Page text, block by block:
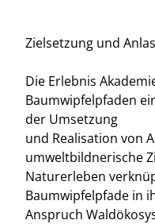
Zielsetzung und
Die Erlebnis
Baumwipfelpfaden
der Umsetzung
und Realisation von
umweltbildnerische
Naturerleben
Baumwipfelpfade in
Anspruch